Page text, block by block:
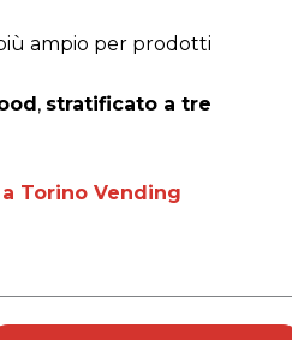
ampio per prodotti
, stratificato a tre
Torino Vending